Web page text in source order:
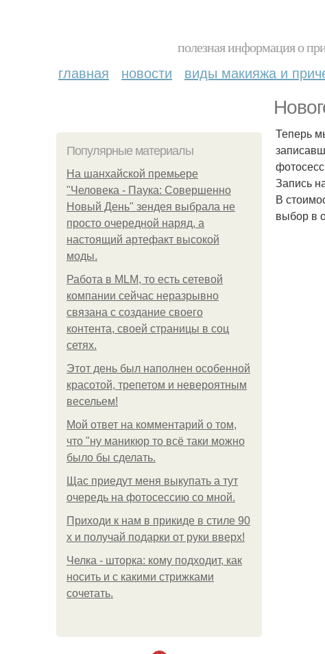
полезная информация о
главная новости виды макияжа и
Популярные материалы
На шанхайской премьере
"Человека - Паука: Совершенно
Новый День" зендея выбрала не
просто очередной наряд, а
настоящий артефакт высокой
моды.
Работа в MLM, то есть сетевой
компании сейчас неразрывно
связана с создание своего
контента, своей страницы в соц
сетях.
Этот день был наполнен особенной
красотой, трепетом и невероятным
весельем!
Мой ответ на комментарий о том,
что "ну маникюр то всё таки можно
было бы сделать.
Щас приедут меня выкупать а тут
очередь на фотосессию со мной.
Приходи к нам в прикиде в стиле 90
х и получай подарки от руки вверх!
Челка - шторка: кому подходит, как
носить и с какими стрижками
сочетать.
Теперь
Запись
В
выбор в